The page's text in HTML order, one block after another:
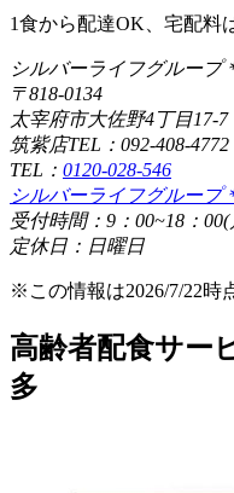
1食から配達OK、宅配料
シルバーライフグループ
〒818-0134
太宰府市大佐野4丁目17-7
筑紫店TEL：092-408-4772
TEL： 0120-028-546
シルバーライフグループ
受付時間：9：00~18：
定休日：日曜日
※この情報は2026/7/22時
高齢者配食サー
多